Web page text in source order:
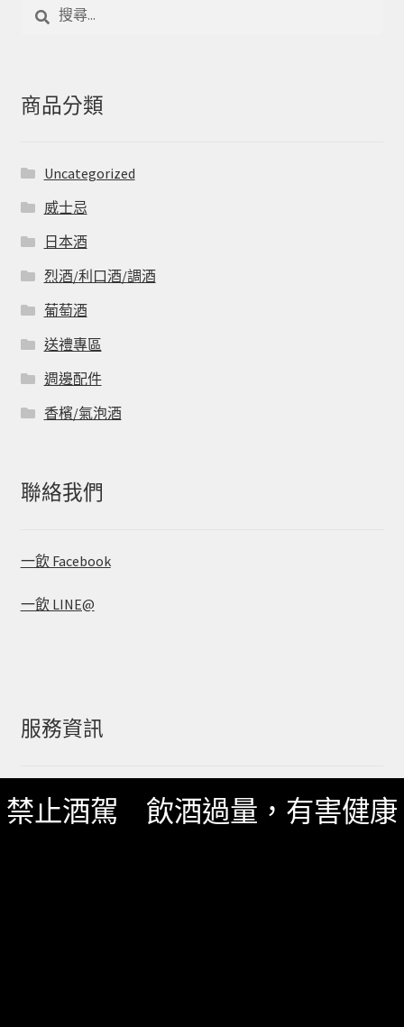
字:
商品分類
Uncategorized
威士忌
日本酒
烈酒/利口酒/調酒
葡萄酒
送禮專區
週邊配件
香檳/氣泡酒
聯絡我們
一飲 Facebook
一飲 LINE@
服務資訊
如何詢價
禁止酒駕 飲酒過量，有害健康